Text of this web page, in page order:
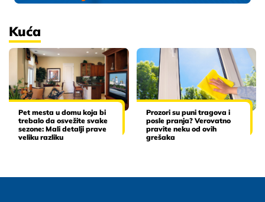
Kuća
Pet mesta u domu koja bi
trebalo da osvežite svake
sezone: Mali detalji prave
veliku razliku
Prozori su puni tragova i
posle pranja? Verovatno
pravite neku od ovih
grešaka